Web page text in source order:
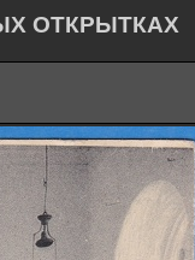
ОТКРЫТКАХ